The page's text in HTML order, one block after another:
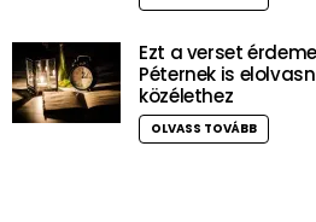
Ezt a verset
Péternek is
közélethez
OLVASS TOVÁBB